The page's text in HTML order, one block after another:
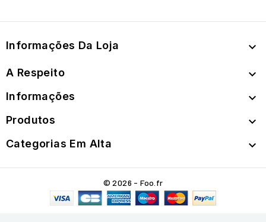
Informações Da Loja 
A Respeito 
Informações 
Produtos 
Categorias Em Alta 
© 2026 - Foo.fr